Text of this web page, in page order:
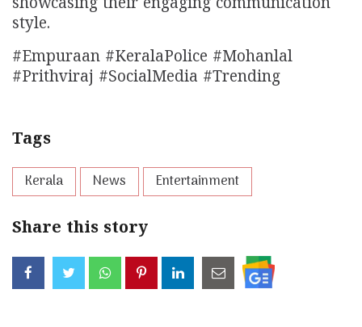
showcasing their engaging communication
style.
#Empuraan #KeralaPolice #Mohanlal
#Prithviraj #SocialMedia #Trending
Tags
Kerala News Entertainment
Share this story